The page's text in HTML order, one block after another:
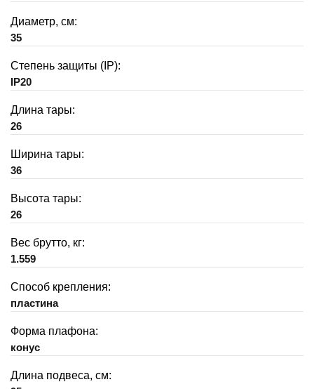
Диаметр, см:
35
Степень защиты (IP):
IP20
Длина тары:
26
Ширина тары:
36
Высота тары:
26
Вес брутто, кг:
1.559
Способ крепления:
пластина
Форма плафона:
конус
Длина подвеса, см: